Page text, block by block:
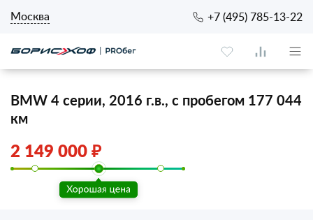
Москва +7 (495) 785-13-22
BMW 4 серии, 2016 г.в., с пробегом 177 044
км
2 149 000 ₽